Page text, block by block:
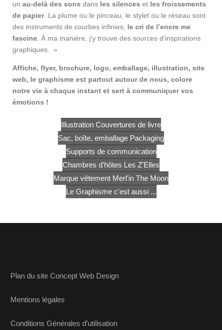
un au-delà des sons dans les silences et les froissements
de papier. La plume ou le pinceau, le stylet ou le réseau sont
des instruments de courbes infinies, le cri de l’encre me
fascine. À ma manière, j’y trouve des sources d’inspirations
graphiques. »
Affiche, flyer, brochure, logo, emballage, illustration, site
web, le graphisme est partout autour de nous, colore
notre vie à chaque instant et sert à communiquer vos
émotions !
Illustration Couvertures de livre
Sac, boîte, emballage Packaging
Supports de communication
Chambres d'hôtes Les Z'Elles
Marque vêtement Merl'in The Moon
Le Graphisme c'est aussi ...
Plan du site Concept Web Design
Mentions légales
Conditions Générales d’utilisation